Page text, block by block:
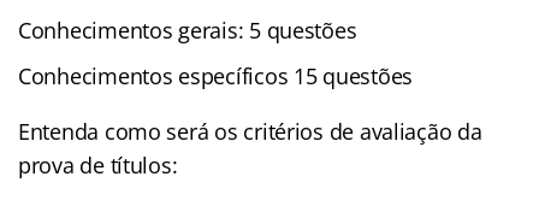
Conhecimentos gerais: 5 questões
Conhecimentos específicos 15 questões
Entenda como será os critérios de avaliação da
prova de títulos: